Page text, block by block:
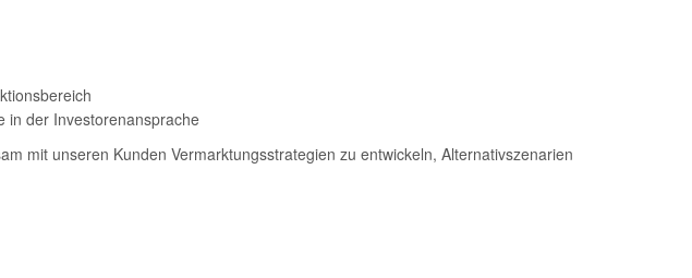
in der Investorenansprache
mit unseren Kunden Vermarktungsstrategien zu entwickeln, Alternativszenarien